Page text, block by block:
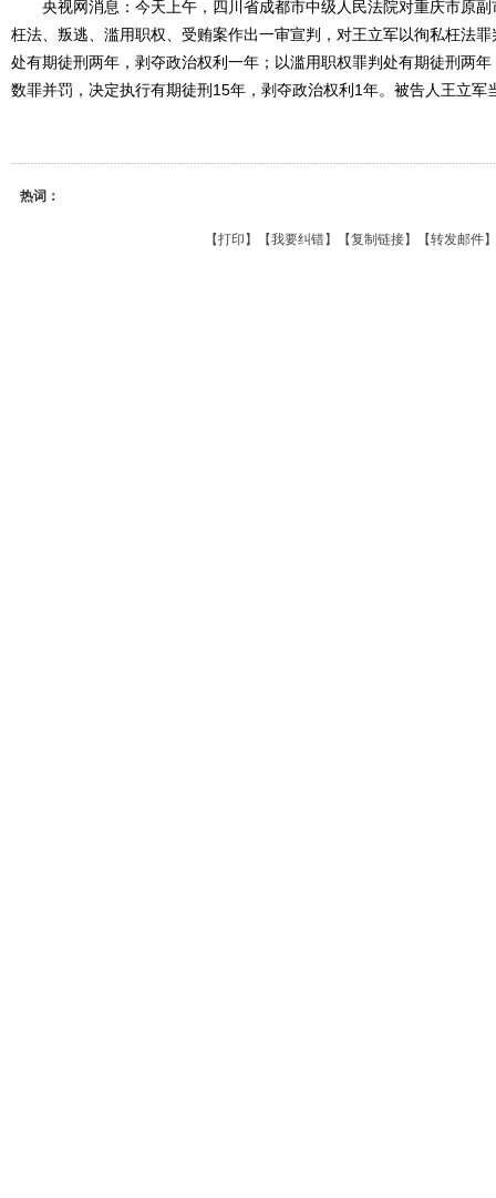
央视网消息：今天上午，四川省成都市中级人民法院对重庆市原副
枉法、叛逃、滥用职权、受贿案作出一审宣判，对王立军以徇私枉法
处有期徒刑两年，剥夺政治权利一年；以滥用职权罪判处有期徒刑两
数罪并罚，决定执行有期徒刑15年，剥夺政治权利1年。被告人王立军
热词：
【打印 】【我要纠错】【复制链接】【转发邮件